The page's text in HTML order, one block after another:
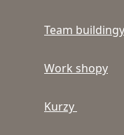
Team buildingy
Work shopy
Kurzy